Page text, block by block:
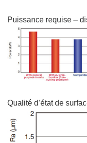
Puissance requise –
Qualité d’état de